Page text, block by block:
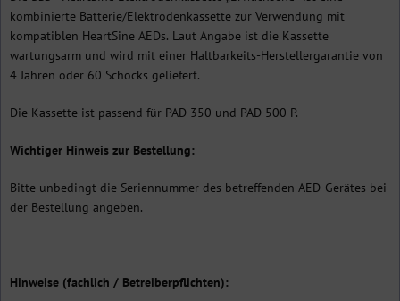
kombinierte Batterie/Elektrodenkassette zur Verwendung mit
kompatiblen HeartSine AEDs. Laut Angabe ist die Kassette
wartungsarm und wird mit einer Haltbarkeits-Herstellergarantie von
4 Jahren oder 60 Schocks geliefert.
Die Kassette ist passend für PAD 350 und PAD 500 P.
Wichtiger Hinweis zur Bestellung:
Bitte unbedingt die Seriennummer des betreffenden AED-Gerätes bei
der Bestellung angeben.
Hinweise (fachlich / Betreiberpflichten):